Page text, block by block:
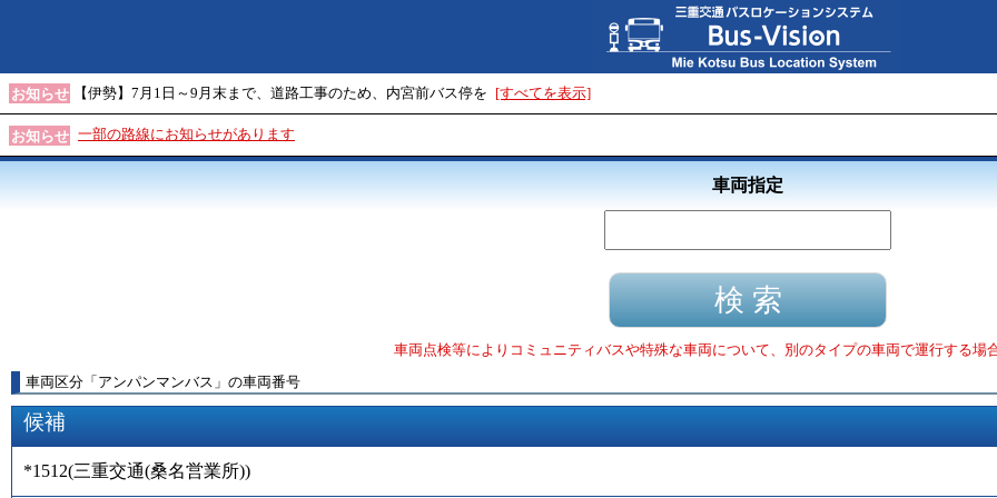
お知らせ 【伊勢】7月1日～9月末まで、道路工事のため、内宮前バス停を [すべてを表示]
お知らせ 一部の路線にお知らせがあります
車両指定
車両点検等によりコミュニティバスや特殊な車両について、別のタイプの車両で運行する場
車両区分 「 アンパンマンバス 」 の車両番号
候補
*1512(三重交通(桑名営業所))